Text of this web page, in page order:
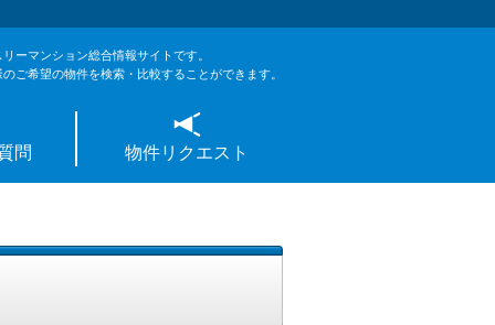
ーマンション総合情報サイトです。
ご希望の物件を検索・比較することができます。
問 物件リクエスト